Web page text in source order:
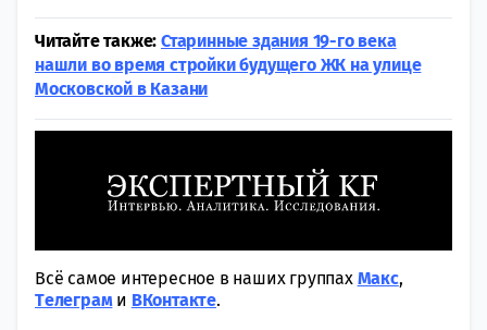
Читайте также:Старинные здания 19-го века
нашли во время стройки будущего ЖК на улице
Московской в Казани
Всё самое интересное в наших группах Макс,
Tелеграми ВКонтакте.